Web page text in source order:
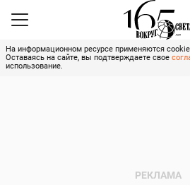
На информационном ресурсе применяются
Оставаясь на сайте, вы подтверждаете свое
использование.